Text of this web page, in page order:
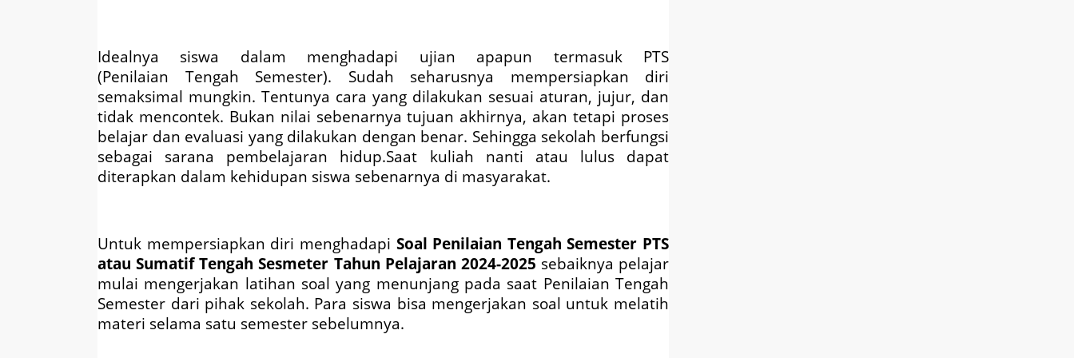
Idealnya siswa dalam menghadapi ujian apapun termasuk PTS
(Penilaian Tengah Semester). Sudah seharusnya mempersiapkan diri
semaksimal mungkin. Tentunya cara yang dilakukan sesuai aturan, jujur, dan
tidak mencontek. Bukan nilai sebenarnya tujuan akhirnya, akan tetapi proses
belajar dan evaluasi yang dilakukan dengan benar. Sehingga sekolah berfungsi
sebagai sarana pembelajaran hidup.Saat kuliah nanti atau lulus dapat
diterapkan dalam kehidupan siswa sebenarnya di masyarakat.
Untuk mempersiapkan diri menghadapi Soal Penilaian Tengah Semester PTS
atau Sumatif Tengah Sesmeter Tahun Pelajaran 2024-2025 sebaiknya pelajar
mulai mengerjakan latihan soal yang menunjang pada saat Penilaian Tengah
Semester dari pihak sekolah. Para siswa bisa mengerjakan soal untuk melatih
materi selama satu semester sebelumnya.